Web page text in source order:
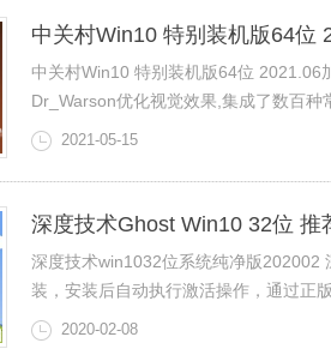
中关村Win10 特别装机版64位
中关村Win10 特别装机版64位 2021.06
Dr_Warson优化视觉效果,集成了数百种
2021-05-15
深度技术Ghost Win10 32位 推
深度技术win1032位系统纯净版202002
装，安装后自动执行激活操作，通过正
2020-02-08